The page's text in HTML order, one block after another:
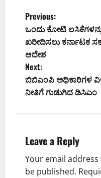
P
o
s
t
v
i
Previous:
ಒಂದು ಕೋಟಿ
ಖರೀದಿಸಲು ಕರ್ನಾಟಕ
ಆದೇಶ
Next:
ಬಿಬಿಎಂಪಿ ಅಧಿಕಾರಿಗಳ
ನೀತಿಗೆ ಗುಡುಗಿದ ಡಿಸಿಎಂ
Leave a Reply
Your email
be published.